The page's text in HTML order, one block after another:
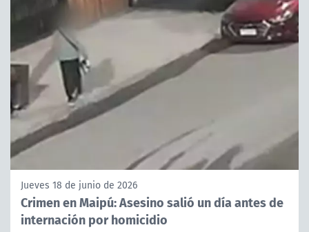
Jueves 18 de junio de 2026
Crimen en Maipú: Asesino salió un día antes de
internación por homicidio